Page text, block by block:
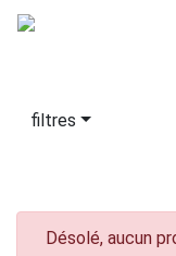
filtres
Désolé, aucun